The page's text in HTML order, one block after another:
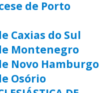
de Porto
Caxias do Sul
Montenegro
Novo Hamburgo
Osório